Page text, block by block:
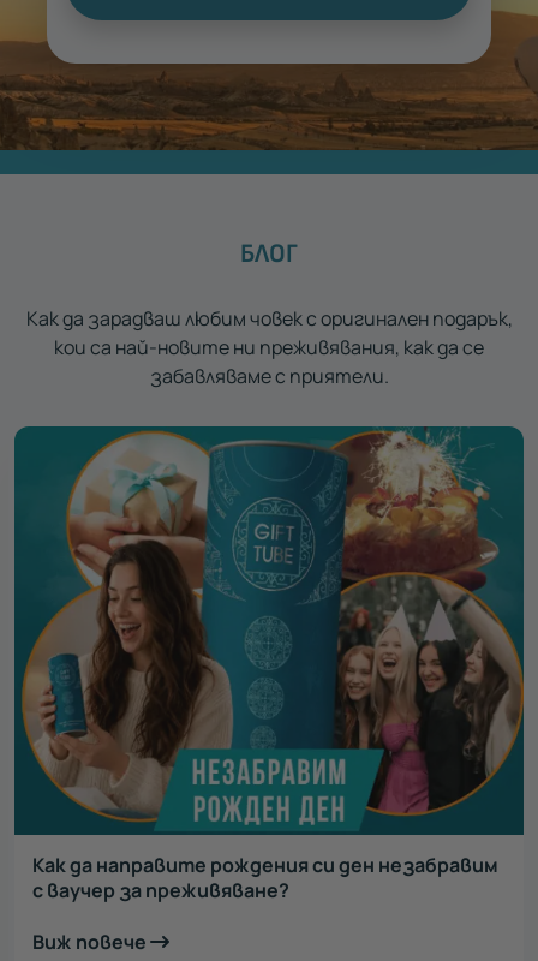
БЛОГ
Как да зарадваш любим човек с оригинален подарък,
кои са най-новите ни преживявания, как да се
забавляваме с приятели.
Как да направите рождения си ден незабравим
с ваучер за преживяване?
Виж повече